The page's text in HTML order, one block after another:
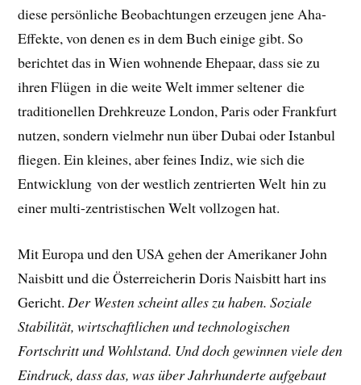
diese persönliche Beobachtungen erzeugen jene Aha-
Effekte, von denen es in dem Buch einige gibt. So
berichtet das in Wien wohnende Ehepaar, dass sie zu
ihren Flügen in die weite Welt immer seltener die
traditionellen Drehkreuze London, Paris oder Frankfurt
nutzen, sondern vielmehr nun über Dubai oder Istanbul
fliegen. Ein kleines, aber feines Indiz, wie sich die
Entwicklung von der westlich zentrierten Welt hin zu
einer multi-zentristischen Welt vollzogen hat.
Mit Europa und den USA gehen der Amerikaner John
Naisbitt und die Österreicherin Doris Naisbitt hartins
Gericht. Der Westen scheint alles zu haben. Soziale
Stabilität, wirtschaftlichen und technologischen
Fortschritt und Wohlstand. Und doch gewinnen viele den
Eindruck, dass das, was über Jahrhunderte aufgebaut